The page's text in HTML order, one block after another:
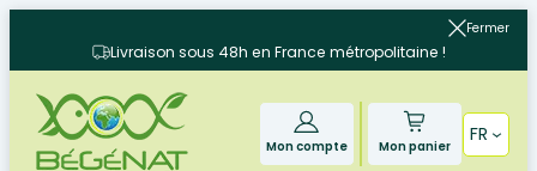
contenu
Fermer
Livraison sous 48h en France métropolitaine !
Mon compte Mon panier
FR